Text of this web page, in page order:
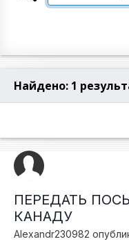
Найдено: 1
ПЕРЕДАТЬ
КАНАДУ
Alexandr230982